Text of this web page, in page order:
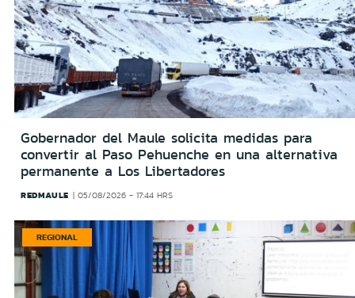
Gobernador del Maule solicita medidas para
convertir al Paso Pehuenche en una alternativa
permanente a Los Libertadores
REDMAULE 05/08/2026 - 17:44 HRS
REGIONAL